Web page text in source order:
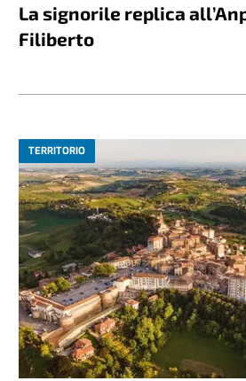
La signorile replica
Filiberto
TERRITORIO